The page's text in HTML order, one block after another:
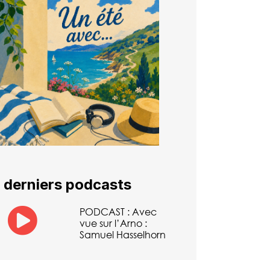
derniers podcasts
PODCAST : Avec
vue sur l’Arno :
Samuel Hasselhorn